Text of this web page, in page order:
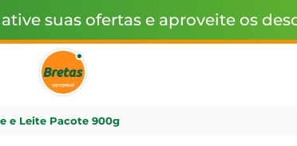
ative suas ofertas e aproveite os
e Leite Pacote 900g